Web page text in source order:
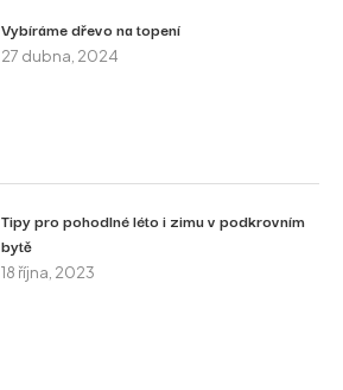
Vybíráme dřevo na topení
27 dubna, 2024
Tipy pro pohodlné léto i zimu v podkrovním
bytě
18 října, 2023